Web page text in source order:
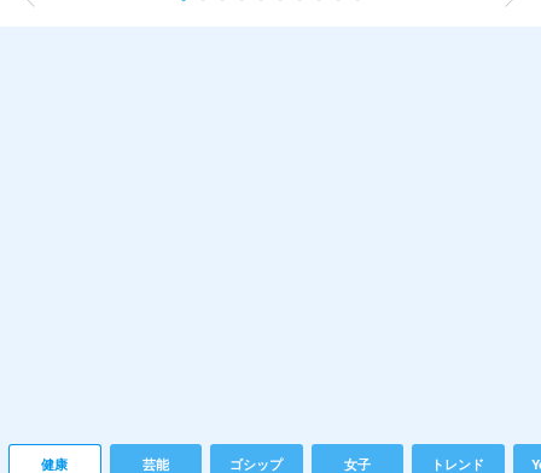
健康 芸能 ゴシップ 女子 トレンド